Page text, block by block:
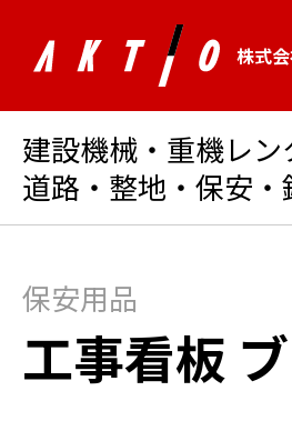
株式
建設機械・重機レ
道路・整地・保安・
保安用品
工事看板